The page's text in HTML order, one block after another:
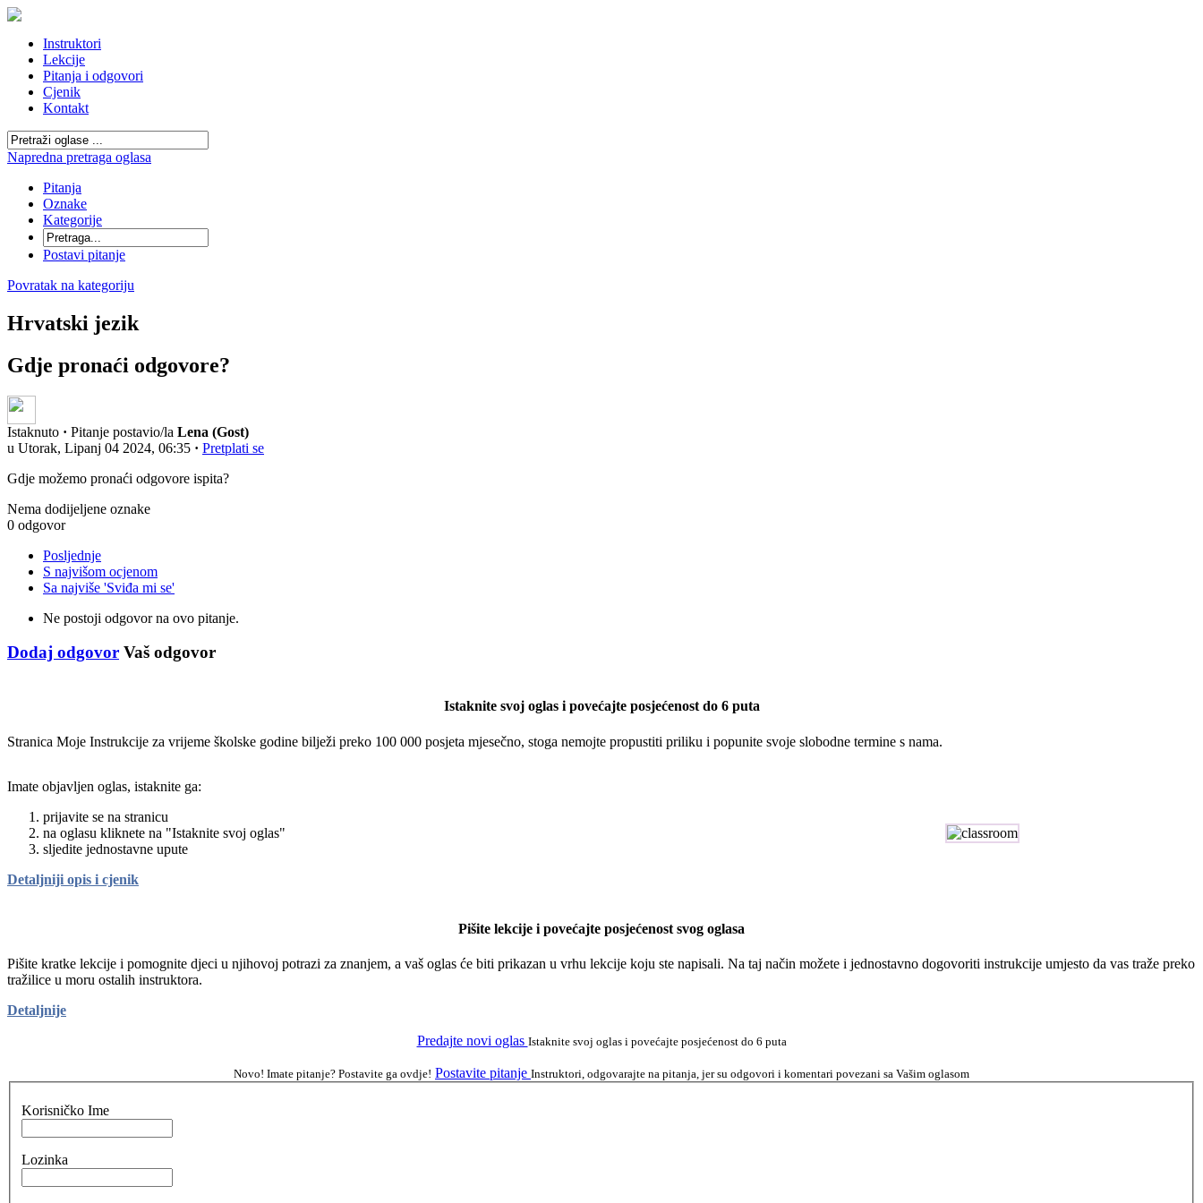
Instruktori
Lekcije
Pitanja i odgovori
Cjenik
Kontakt
Napredna pretraga oglasa
Pitanja
Oznake
Kategorije
Postavi pitanje
Povratak na kategoriju
Hrvatski jezik
Gdje pronaći odgovore?
Istaknuto · Pitanje postavio/la Lena (Gost)
u Utorak, Lipanj 04 2024, 06:35 · Pretplati se
Gdje možemo pronaći odgovore ispita?
Nema dodijeljene oznake
0 odgovor
Posljednje
S najvišom ocjenom
Sa najviše 'Sviđa mi se'
Ne postoji odgovor na ovo pitanje.
Dodaj odgovor Vaš odgovor
Istaknite svoj oglas i povećajte posjećenost do 6 puta
Stranica Moje Instrukcije za vrijeme školske godine bilježi preko 100 000 posjeta mjesečno, stoga nemojte propustiti priliku i popunite svoje slobodne termine s nama.
Imate objavljen oglas, istaknite ga:
prijavite se na stranicu
na oglasu kliknete na "Istaknite svoj oglas"
sljedite jednostavne upute
Detaljniji opis i cjenik
Pišite lekcije i povećajte posjećenost svog oglasa
Pišite kratke lekcije i pomognite djeci u njihovoj potrazi za znanjem, a vaš oglas će biti prikazan u vrhu lekcije koju ste napisali. Na taj način možete i jednostavno dogovoriti instrukcije umjesto da vas traže preko
tražilice u moru ostalih instruktora.
Detaljnije
Predajte novi oglas Istaknite svoj oglas i povećajte posjećenost do 6 puta
Novo! Imate pitanje? Postavite ga ovdje! Postavite pitanje Instruktori, odgovarajte na pitanja, jer su odgovori i komentari povezani sa Vašim oglasom
Korisničko Ime
Lozinka